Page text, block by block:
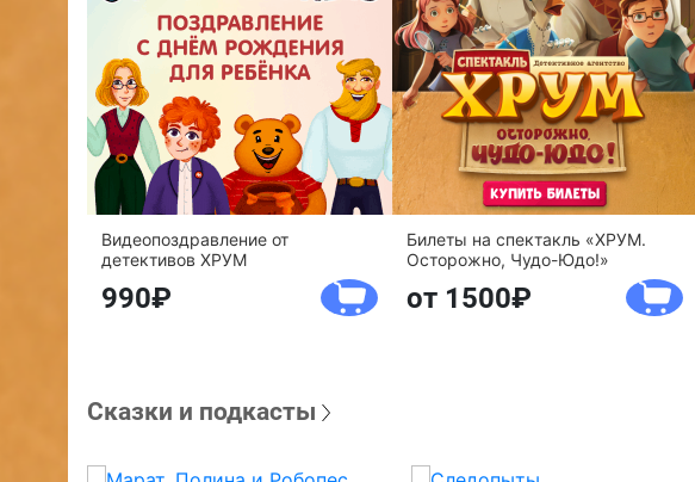
Видеопоздравление от
детективов ХРУМ
990
Билеты на спектакль «ХРУМ.
Осторожно, Чудо-Юдо!»
от 1500
Сказки и подкасты